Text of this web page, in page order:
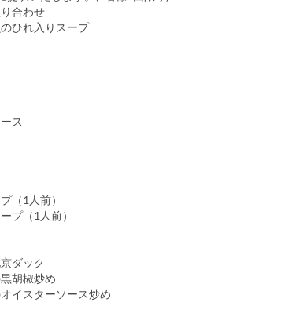
合わせ
ひれ入りスープ
叉焼
ス
（1人前）
ーンスープ（1人前）
ダック
胡椒炒め
イスターソース炒め